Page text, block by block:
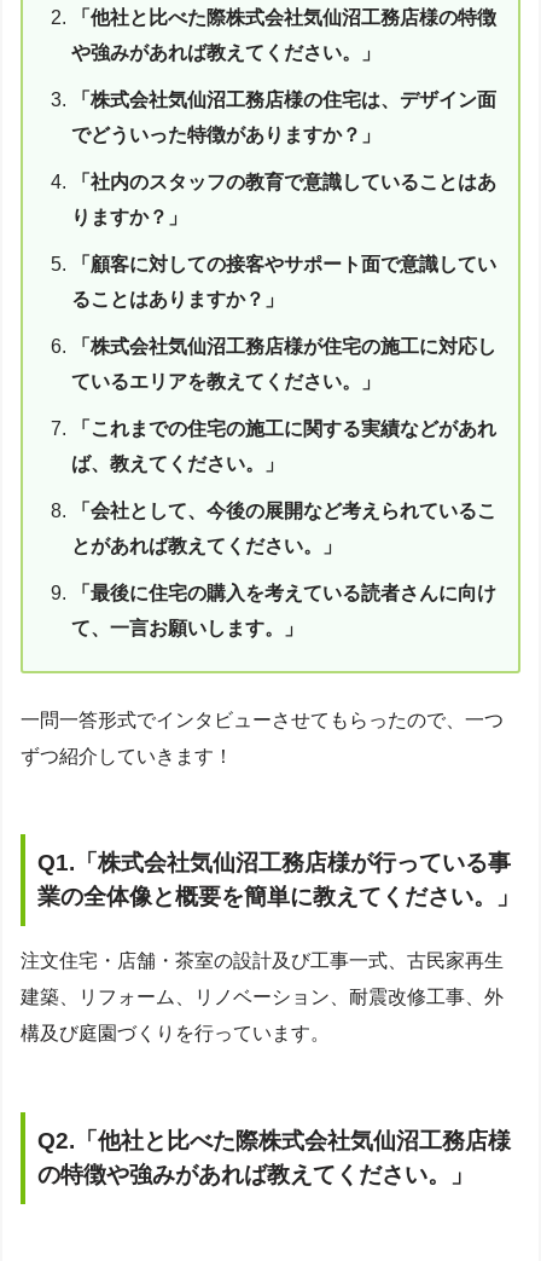
「他社と比べた際株式会社気仙沼工務店様の特徴
や強みがあれば教えてください。」
「株式会社気仙沼工務店様の住宅は、デザイン面
でどういった特徴がありますか？」
「社内のスタッフの教育で意識していることはあ
りますか？」
「顧客に対しての接客やサポート面で意識してい
ることはありますか？」
「株式会社気仙沼工務店様が住宅の施工に対応し
ているエリアを教えてください。」
「これまでの住宅の施工に関する実績などがあれ
ば、教えてください。」
「会社として、今後の展開など考えられているこ
とがあれば教えてください。」
「最後に住宅の購入を考えている読者さんに向け
て、一言お願いします。」
一問一答形式でインタビューさせてもらったので、一つ
ずつ紹介していきます！
Q1. 「株式会社気仙沼工務店様が行っている事
業の全体像と概要を簡単に教えてください。
」
注文住宅・店舗・茶室の設計及び工事一式、古民家再生
建築、リフォーム、リノベーション、耐震改修工事、外
構及び庭園づくりを行っています。
Q2. 「他社と比べた際株式会社気仙沼工務店様
の特徴や強みがあれば教えてください。
」